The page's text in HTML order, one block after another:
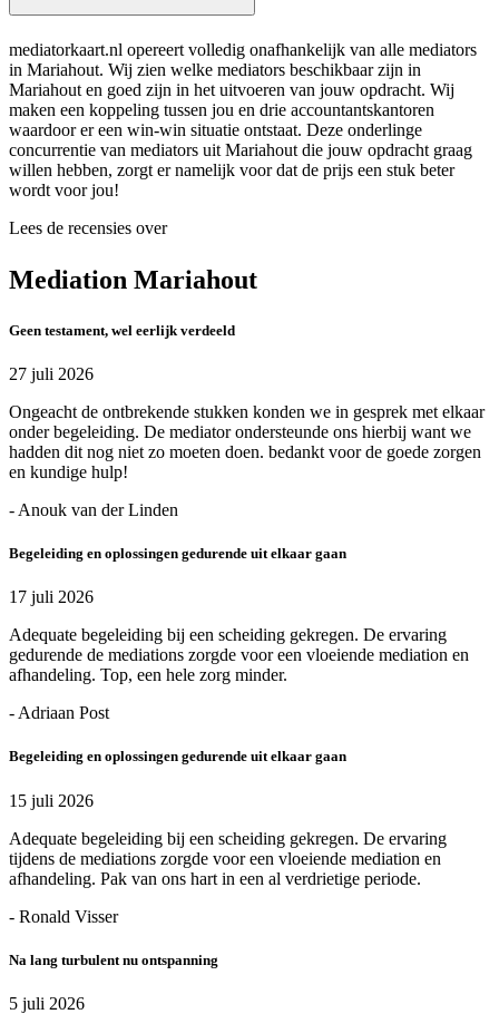
mediatorkaart.nl opereert volledig onafhankelijk van alle mediators
in Mariahout. Wij zien welke mediators beschikbaar zijn in
Mariahout en goed zijn in het uitvoeren van jouw opdracht. Wij
maken een koppeling tussen jou en drie accountantskantoren
waardoor er een win-win situatie ontstaat. Deze onderlinge
concurrentie van mediators uit Mariahout die jouw opdracht graag
willen hebben, zorgt er namelijk voor dat de prijs een stuk beter
wordt voor jou!
Lees de recensies over
Mediation Mariahout
Geen testament, wel eerlijk verdeeld
27 juli 2026
Ongeacht de ontbrekende stukken konden we in gesprek met elkaar
onder begeleiding. De mediator ondersteunde ons hierbij want we
hadden dit nog niet zo moeten doen. bedankt voor de goede zorgen
en kundige hulp!
- Anouk van der Linden
Begeleiding en oplossingen gedurende uit elkaar gaan
17 juli 2026
Adequate begeleiding bij een scheiding gekregen. De ervaring
gedurende de mediations zorgde voor een vloeiende mediation en
afhandeling. Top, een hele zorg minder.
- Adriaan Post
Begeleiding en oplossingen gedurende uit elkaar gaan
15 juli 2026
Adequate begeleiding bij een scheiding gekregen. De ervaring
tijdens de mediations zorgde voor een vloeiende mediation en
afhandeling. Pak van ons hart in een al verdrietige periode.
- Ronald Visser
Na lang turbulent nu ontspanning
5 juli 2026